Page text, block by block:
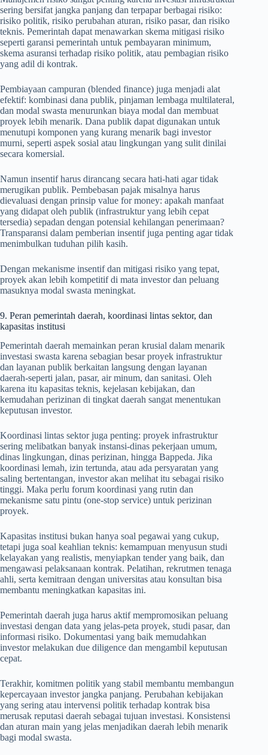
sering bersifat jangka panjang dan terpapar berbagai risiko:
risiko politik, risiko perubahan aturan, risiko pasar, dan risiko
teknis. Pemerintah dapat menawarkan skema mitigasi risiko
seperti garansi pemerintah untuk pembayaran minimum,
skema asuransi terhadap risiko politik, atau pembagian risiko
yang adil di kontrak.
Pembiayaan campuran (blended finance) juga menjadi alat
efektif: kombinasi dana publik, pinjaman lembaga multilateral,
dan modal swasta menurunkan biaya modal dan membuat
proyek lebih menarik. Dana publik dapat digunakan untuk
menutupi komponen yang kurang menarik bagi investor
murni, seperti aspek sosial atau lingkungan yang sulit dinilai
secara komersial.
Namun insentif harus dirancang secara hati-hati agar tidak
merugikan publik. Pembebasan pajak misalnya harus
dievaluasi dengan prinsip value for money: apakah manfaat
yang didapat oleh publik (infrastruktur yang lebih cepat
tersedia) sepadan dengan potensial kehilangan penerimaan?
Transparansi dalam pemberian insentif juga penting agar tidak
menimbulkan tuduhan pilih kasih.
Dengan mekanisme insentif dan mitigasi risiko yang tepat,
proyek akan lebih kompetitif di mata investor dan peluang
masuknya modal swasta meningkat.
9. Peran pemerintah daerah, koordinasi lintas sektor, dan
kapasitas institusi
Pemerintah daerah memainkan peran krusial dalam menarik
investasi swasta karena sebagian besar proyek infrastruktur
dan layanan publik berkaitan langsung dengan layanan
daerah-seperti jalan, pasar, air minum, dan sanitasi. Oleh
karena itu kapasitas teknis, kejelasan kebijakan, dan
kemudahan perizinan di tingkat daerah sangat menentukan
keputusan investor.
Koordinasi lintas sektor juga penting: proyek infrastruktur
sering melibatkan banyak instansi-dinas pekerjaan umum,
dinas lingkungan, dinas perizinan, hingga Bappeda. Jika
koordinasi lemah, izin tertunda, atau ada persyaratan yang
saling bertentangan, investor akan melihat itu sebagai risiko
tinggi. Maka perlu forum koordinasi yang rutin dan
mekanisme satu pintu (one-stop service) untuk perizinan
proyek.
Kapasitas institusi bukan hanya soal pegawai yang cukup,
tetapi juga soal keahlian teknis: kemampuan menyusun studi
kelayakan yang realistis, menyiapkan tender yang baik, dan
mengawasi pelaksanaan kontrak. Pelatihan, rekrutmen tenaga
ahli, serta kemitraan dengan universitas atau konsultan bisa
membantu meningkatkan kapasitas ini.
Pemerintah daerah juga harus aktif mempromosikan peluang
investasi dengan data yang jelas-peta proyek, studi pasar, dan
informasi risiko. Dokumentasi yang baik memudahkan
investor melakukan due diligence dan mengambil keputusan
cepat.
Terakhir, komitmen politik yang stabil membantu membangun
kepercayaan investor jangka panjang. Perubahan kebijakan
yang sering atau intervensi politik terhadap kontrak bisa
merusak reputasi daerah sebagai tujuan investasi. Konsistensi
dan aturan main yang jelas menjadikan daerah lebih menarik
bagi modal swasta.